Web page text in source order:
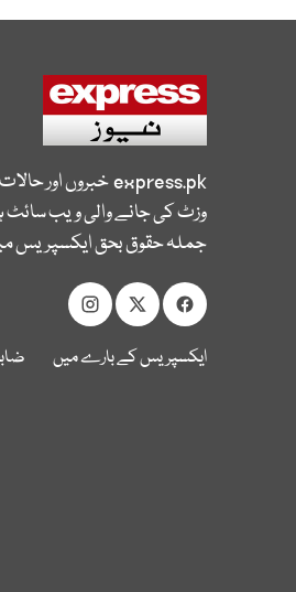
express.pkخبروں اور
وزٹ کی جانے والی ویب سائٹ
جملہ حقوق بحق ایکسپریس
ایکسپریس کے بارے میں